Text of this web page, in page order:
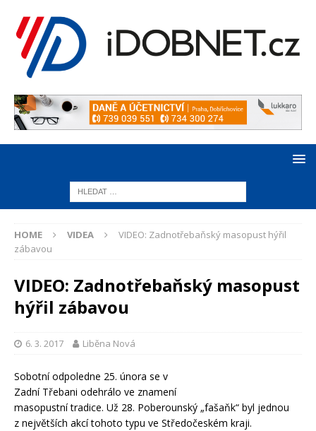
HOME VIDEA
VIDEO: Zadnotřebaňský masopust hýřil
zábavou
VIDEO: Zadnotřebaňský masopust
hýřil zábavou
6. 3. 2017 Liběna Nová
Sobotní odpoledne 25. února se v
Zadní Třebani odehrálo ve znamení
masopustní tradice. Už 28. Poberounský „fašaňk“ byl jednou
z největších akcí tohoto typu ve Středočeském kraji.